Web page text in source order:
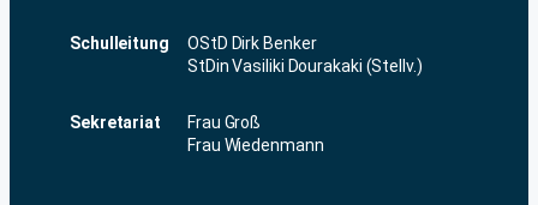
Schulleitung
OStD Dirk Benker
StDin Vasiliki Dourakaki (Stellv.)
Sekretariat
Frau Groß
Frau Wiedenmann